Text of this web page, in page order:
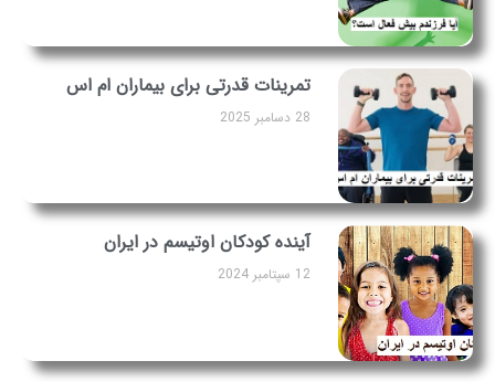
تمرینات قدرتی برای بیماران ام اس
28 دسامبر 2025
آینده کودکان اوتیسم در ایران
12 سپتامبر 2024